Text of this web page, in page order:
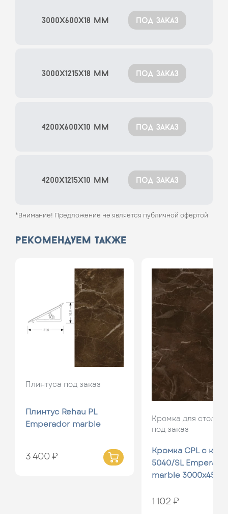
3000x600x18 мм под заказ
3000x1215x18 мм под заказ
4200x600x10 мм под заказ
4200x1215x10 мм под заказ
*Внимание! Предложение не является публичной офертой
рекомендуем также
Плинтуса под заказ
Плинтус Rehau PL
Emperador marble
3 400 ₽
Кромка для
под заказ
Кромка CPL с
5040/SL
marble
1 102 ₽